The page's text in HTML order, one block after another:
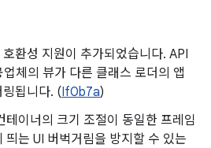
환성 지원이 추가되었습니다. API
체의 뷰가 다른 클래스 로더의 앱
됩니다. (If0b7a)
테이너의 크기 조절이 동일한 프레임
띄는 UI 버벅거림을 방지할 수 있는